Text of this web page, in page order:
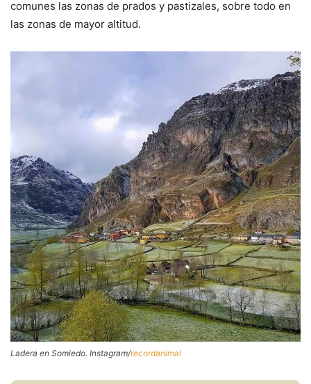
comunes las zonas de prados y pastizales, sobre todo en
las zonas de mayor altitud.
Ladera en Somiedo. Instagram/recordanimal